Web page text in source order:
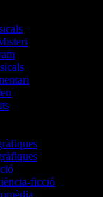
ficció